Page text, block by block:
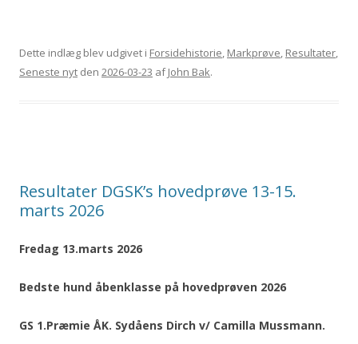
Dette indlæg blev udgivet i Forsidehistorie Markprøve Resultater
Seneste nyt den 2026-03-23 afJohn Bak.
Resultater DGSK’s hovedprøve 13-15.
marts 2026
Fredag 13.marts 2026
Bedste hund åbenklasse på hovedprøven 2026
GS 1.Præmie ÅK. Sydåens Dirch v/ Camilla Mussmann.